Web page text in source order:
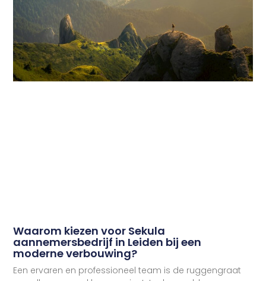
Waarom kiezen voor Sekula
aannemersbedrijf in Leiden bij een
moderne verbouwing?
Een ervaren en professioneel team is de ruggengraat